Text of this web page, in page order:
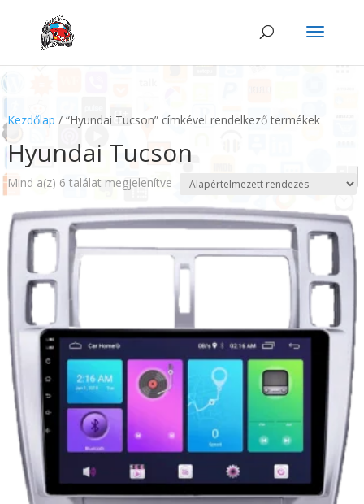
Kezdőlap / “Hyundai Tucson” címkével rendelkező termékek
Hyundai Tucson
Mind a(z) 6 találat megjelenítve